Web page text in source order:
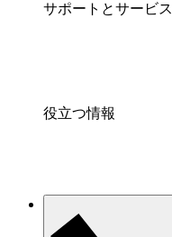
サポートとサービス
役立つ情報